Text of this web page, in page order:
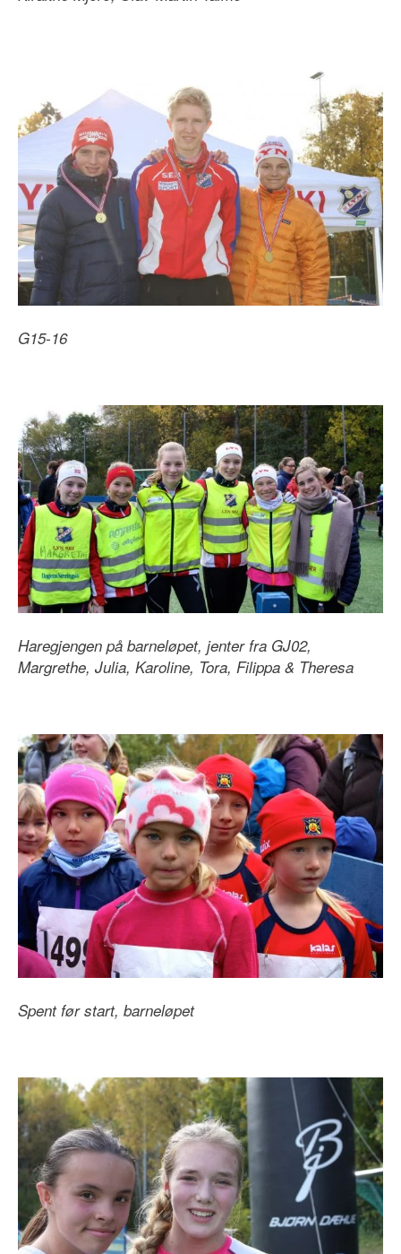
G15-16
Haregjengen på barneløpet, jenter fra GJ02,
Margrethe, Julia, Karoline, Tora, Filippa & Theresa
Spent før start, barneløpet